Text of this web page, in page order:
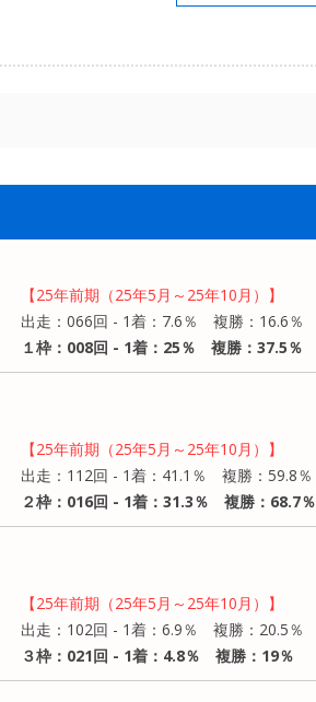
【25年前期（25年5月～25年10月）】
出走：066回 - 1着：7.6％ 複勝：16.6％
１枠：008回 - 1着：25％ 複勝：37.5％
【25年前期（25年5月～25年10月）】
出走：112回 - 1着：41.1％ 複勝：59.8％
２枠：016回 - 1着：31.3％ 複勝：68.7％
【25年前期（25年5月～25年10月）】
出走：102回 - 1着：6.9％ 複勝：20.5％
３枠：021回 - 1着：4.8％ 複勝：19％